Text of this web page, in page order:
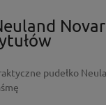
pudełko